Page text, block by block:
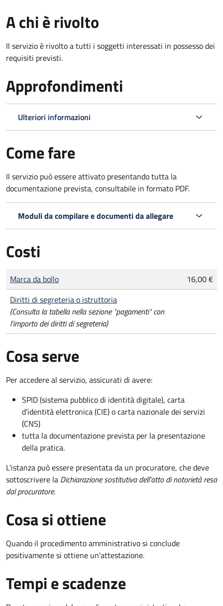
A chi è rivolto
Il servizio è rivolto a tutti i soggetti interessati in possesso dei
requisiti previsti.
Approfondimenti
Ulteriori informazioni
Come fare
Il servizio può essere attivato presentando tutta la
documentazione prevista, consultabile in formato PDF.
Moduli da compilare e documenti da allegare
Costi
Tipo di pagamento
Importo
Marca da bollo
16,00 €
Diritti di segreteria o istruttoria
(Consulta la tabella nella sezione "pagamenti" con
l'importo dei diritti di segreteria)
Cosa serve
Per accedere al servizio, assicurati di avere:
SPID (sistema pubblico di identità digitale), carta
d’identità elettronica (CIE) o carta nazionale dei servizi
(CNS)
tutta la documentazione prevista per la presentazione
della pratica.
L'istanza può essere presentata da un procuratore, che deve
sottoscrivere la Dichiarazione sostitutiva dell'atto di notorietà resa
dal procuratore.
Cosa si ottiene
Quando il procedimento amministrativo si conclude
positivamente si ottiene un'attestazione.
Tempi e scadenze